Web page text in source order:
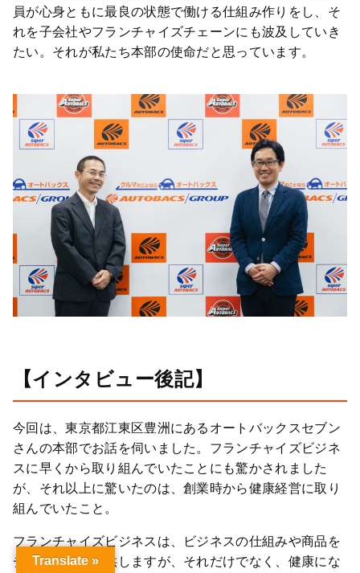
員が心身ともに最良の状態で働ける仕組み作りをし、そ
れを子会社やフランチャイズチェーンにも波及していき
たい。それが私たち本部の使命だと思っています。
【インタビュー後記】
今回は、東京都江東区豊洲にあるオートバックスセブン
さんの本部でお話を伺いました。フランチャイズビジネ
スに早くから取り組んでいたことにも驚かされました
が、それ以上に驚いたのは、創業時から健康経営に取り
組んでいたこと。
フランチャイズビジネスは、ビジネスの仕組みや商品を
チェーン店に提供しますが、それだけでなく、健康にな
Translate »